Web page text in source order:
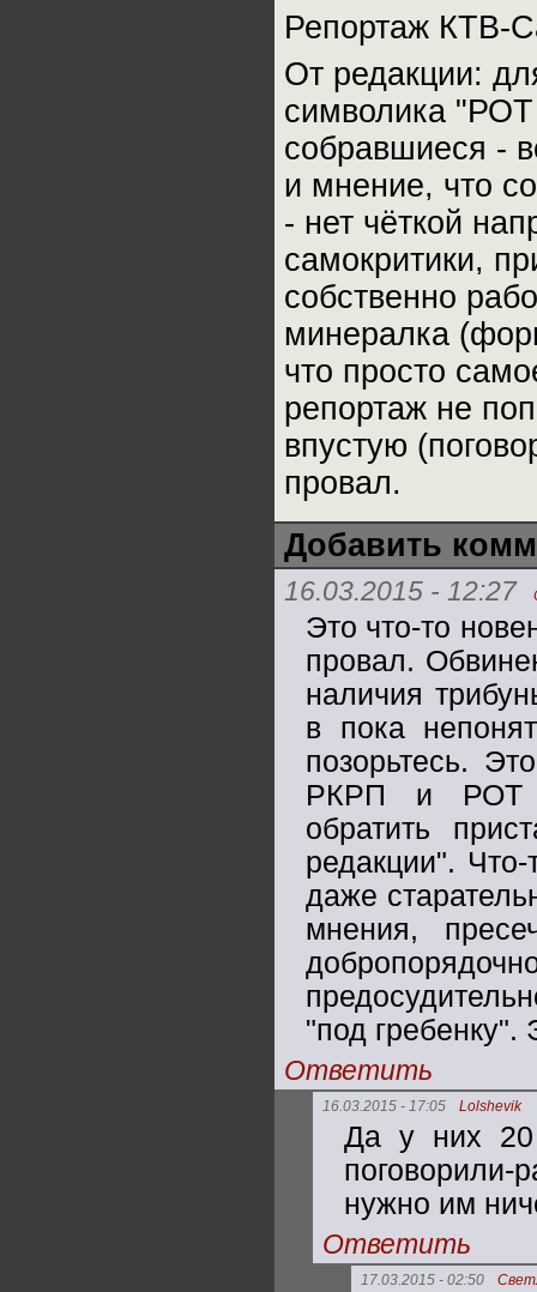
Репортаж КТВ-
От редакции:
символика
собравшиеся -
и мнение, что
- нет чёткой
самокритики,
собственно
минералка
что просто
репортаж не
впустую
провал.
Добавить
16.03.2015 - 12:27
Это что-то
провал.
наличия
в пока
позорьтесь.
РКРП и РОТ
обратить
редакции".
даже
мнения,
"под гребенку".
Ответить
16.03.2015 - 17:05 Lolshevik
Да у них 20
поговорили-
нужно им
Ответить
17.03.2015 - 02:50